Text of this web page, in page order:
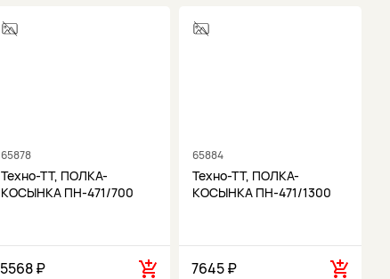
65878
Техно-ТТ, ПОЛКА-
КОСЫНКА ПН-471/700
5568 ₽
65884
Техно-ТТ, ПОЛКА-
КОСЫНКА ПН-471/1300
7645 ₽